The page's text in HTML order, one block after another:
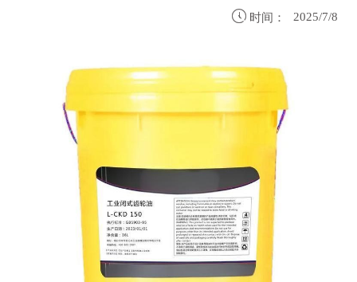
 时间： 2025/7/8